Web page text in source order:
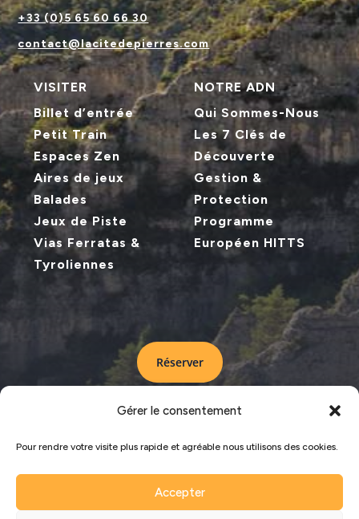
Gérer le consentement
Pour rendre votre visite plus rapide et agréable nous utilisons des cookies.
Accepter
+33 (0)5 65 60 66 30
contact@lacitedepierres.com
VISITER
Billet d’entrée
Petit Train
Espaces Zen
Aires de jeux
Balades
Jeux de Piste
Vias Ferratas &
Tyroliennes
NOTRE ADN
Qui Sommes-Nous
Les 7 Clés de
Découverte
Gestion &
Protection
Programme
Européen HITTS
Réserver
MENTIONS LEGALES–PLAN DU SITE